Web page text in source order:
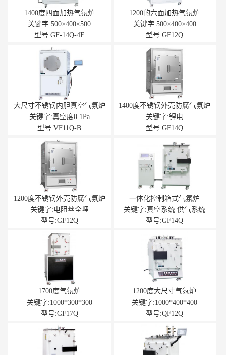
1400度四面加热气氛炉
关键字:500×400×500
型号:GF-14Q-4F
1200的六面加热气氛炉
关键字:500×400×400
型号:GF12Q
大尺寸不锈钢内胆真空气氛炉
关键字:真空度0.1Pa
型号:VF11Q-B
1400度不锈钢外壳防腐气氛炉
关键字:锂电
型号:GF14Q
1200度不锈钢外壳防腐气氛炉
关键字:电阻丝全埋
型号:GF12Q
一体化控制箱式气氛炉
关键字:真空系统 供气系统
型号:GF14Q
1700度气氛炉
关键字:1000*300*300
型号:GF17Q
1200度大尺寸气氛炉
关键字:1000*400*400
型号:QF12Q